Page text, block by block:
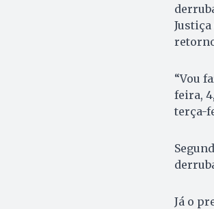
“Vou
feira,
terça-
Já o